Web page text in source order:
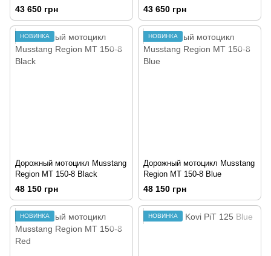
43 650 грн 43 650 грн
НОВИНКА
Дорожный мотоцикл Musstang
Region MT 150-8 Black
48 150 грн
НОВИНКА
Дорожный мотоцикл Musstang
Region MT 150-8 Blue
48 150 грн
НОВИНКА НОВИНКА